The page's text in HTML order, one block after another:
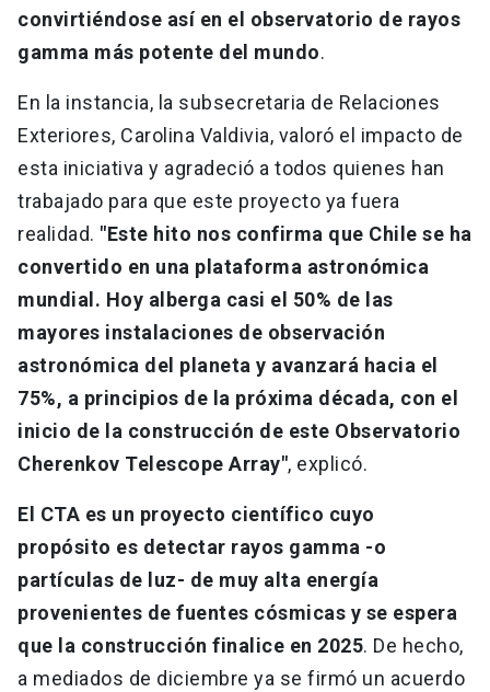
convirtiéndose así en el observatorio de rayos
gamma más potente del mundo.
En la instancia, la subsecretaria de Relaciones
Exteriores, Carolina Valdivia, valoró el impacto de
esta iniciativa y agradeció a todos quienes han
trabajado para que este proyecto ya fuera
realidad. "Este hito nos confirma que Chile se ha
convertido en una plataforma astronómica
mundial. Hoy alberga casi el 50% de las
mayores instalaciones de observación
astronómica del planeta y avanzará hacia el
75%, a principios de la próxima década, con el
inicio de la construcción de este Observatorio
Cherenkov Telescope Array", explicó.
El CTA es un proyecto científico cuyo
propósito es detectar rayos gamma -o
partículas de luz- de muy alta energía
provenientes de fuentes cósmicas y se espera
que la construcción finalice en 2025. De hecho,
a mediados de diciembre ya se firmó un acuerdo